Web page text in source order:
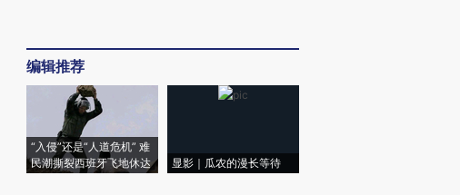
编辑推荐
“入侵”还是“人道危机” 难
民潮撕裂西班牙飞地休达
显影｜瓜农的漫长等待